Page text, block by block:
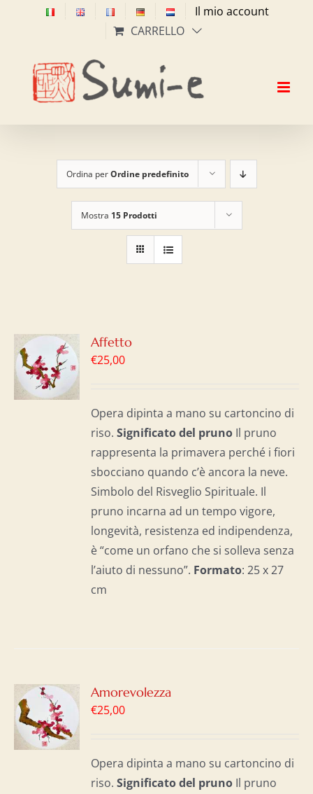
Il mio account
CARRELLO
Ordina perOrdine predefinito
Mostra 15 Prodotti
Affetto
€25,00
Opera dipinta a mano su cartoncino di
riso.Significato del pruno Il pruno
rappresenta la primavera perché i fiori
sbocciano quando c’è ancora la neve.
Simbolo del Risveglio Spirituale. Il
pruno incarna ad un tempo vigore,
longevità, resistenza ed indipendenza,
è “come un orfano che si solleva senza
l’aiuto di nessuno”. Formato: 25 x 27
cm
Amorevolezza
€25,00
Opera dipinta a mano su cartoncino di
riso.Significato del pruno Il pruno